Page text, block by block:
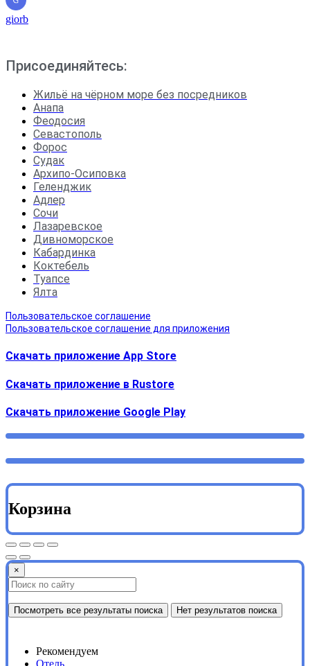
giorb
Присоединяйтесь:
Жильё на чёрном море без посредников
Анапа
Феодосия
Севастополь
Форос
Судак
Архипо-Осиповка
Геленджик
Адлер
Сочи
Лазаревское
Дивноморское
Кабардинка
Коктебель
Туапсе
Ялта
Пользовательское соглашение
Пользовательское соглашение для приложения
Скачать приложение App Store
Скачать приложение в Rustore
Cкачать приложение Google Play
Корзина
×
Посмотреть все результаты поиска Нет результатов поиска
Рекомендуем
Отель